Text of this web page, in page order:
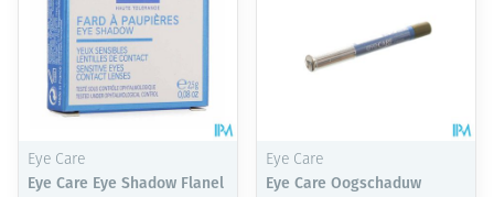
Eye Care
Eye Care Eye Shadow Flanel
Eye Care
Eye Care Oogschaduw